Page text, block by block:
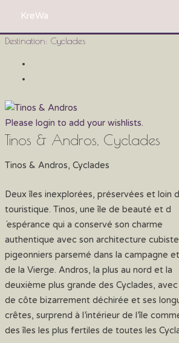
Inhalt
springen
KreWa
Destination:Cyclades
Please login to add your wishlists.
Tinos & Andros, Cyclades
Tinos & Andros, Cyclades
Deux îles inexplorées, préservées et loin
touristique. Tinos, une île de beauté et d
´espérance qui a conservé son charme
authentique avec son architecture
pigeonniers parsemé dans la campagne
de la Vierge. Andros, la plus au nord et la
deuxième plus grande des Cyclades, avec
de côte bizarrement déchirée et ses
crêtes, surprend à l’intérieur de l’île
des îles les plus fertiles de toutes les